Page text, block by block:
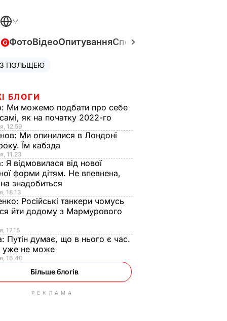
ФотоВідеоОпитуванняСпецпроєкти
ПОЛЬЩЕЮ
БЛОГИ
Ми можемо подбати про себе
як на початку 2022-го
12.59
Ми опинилися в Лондоні
Їм кабзда
11.23
Я відмовилася від нової
форми дітям. Не впевнена,
знадобиться
18.13
Російські танкери чомусь
йти додому з Мармурового
17.15
Путін думає, що в нього є час.
уже не може
16.40
Більше блогів
РЕКЛАМА